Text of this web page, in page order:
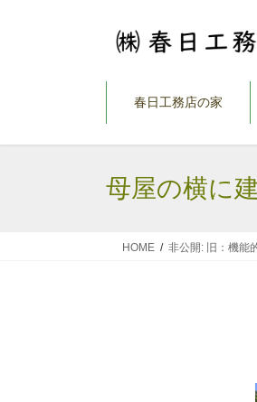
春日工務店の家
母屋の横に
HOME 非公開: 旧：機能